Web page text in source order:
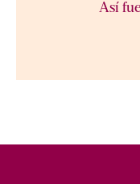
Así